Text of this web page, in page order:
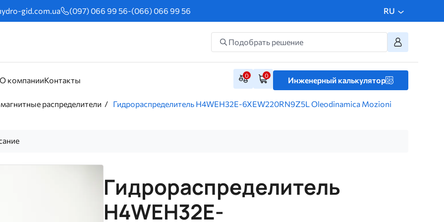
gid.com.ua (097) 066 99 56-(066) 066 99 56 RU
О компанииКонтакты 0 0 Инженерный калькулятор
распределители Гидрораспределитель H4WEH32E-6XEW220RN9Z5L Oleodinamica Mozioni
Гидрораспределитель
H4WEH32E-